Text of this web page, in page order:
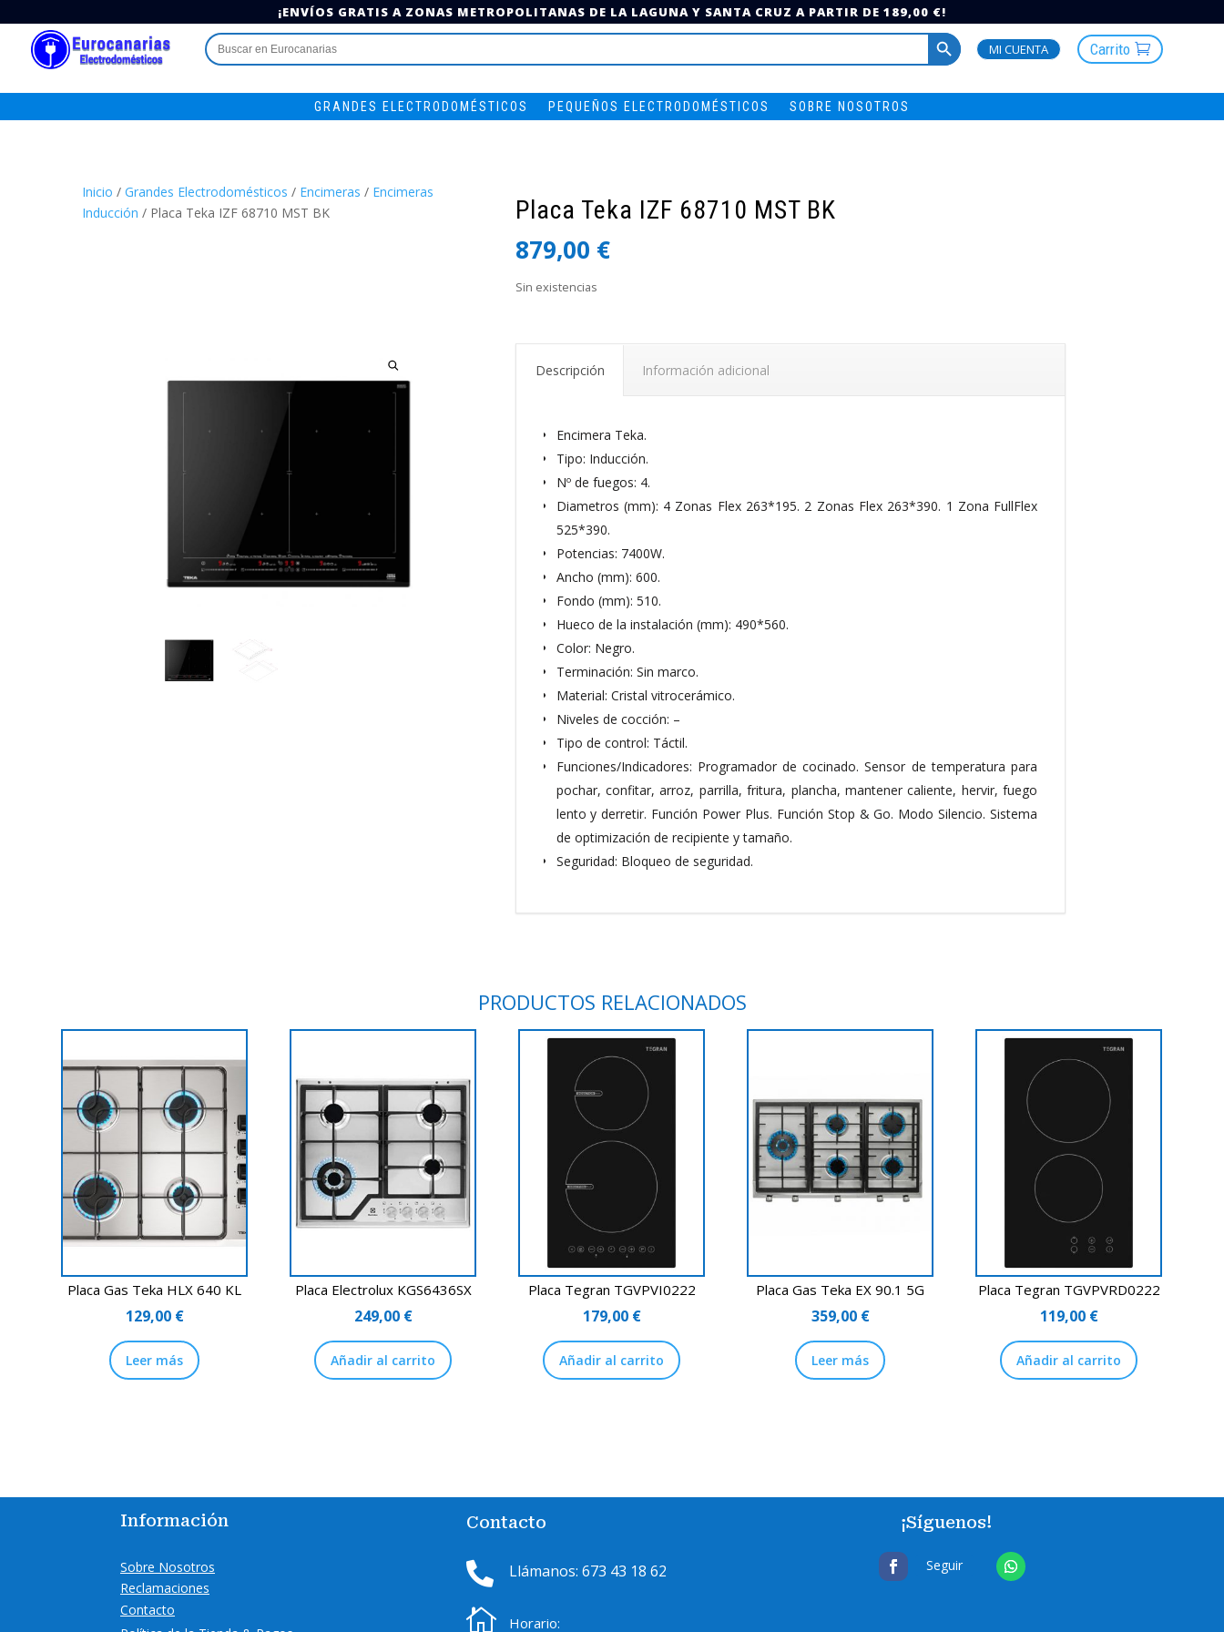
¡ENVÍOS GRATIS A ZONAS METROPOLITANAS DE LA LAGUNA Y SANTA CRUZ A PARTIR DE 189,00 €!
Buscar:
Botón de búsqueda
MI CUENTA
Carrito
GRANDES ELECTRODOMÉSTICOS PEQUEÑOS ELECTRODOMÉSTICOS SOBRE NOSOTROS
Inicio /Grandes Electrodomésticos / Encimeras / Encimeras
Inducción / Placa Teka IZF 68710 MST BK Placa Teka IZF 68710 MST BK
879,00 €
Sin existencias
Descripción Información adicional
Encimera Teka.
Tipo: Inducción.
Nº de fuegos: 4.
Diametros (mm): 4 Zonas Flex 263*195. 2 Zonas Flex 263*390. 1 Zona FullFlex
525*390.
Potencias: 7400W.
Ancho (mm): 600.
Fondo (mm): 510.
Hueco de la instalación (mm): 490*560.
Color: Negro.
Terminación: Sin marco.
Material: Cristal vitrocerámico.
Niveles de cocción: –
Tipo de control: Táctil.
Funciones/Indicadores: Programador de cocinado. Sensor de temperatura para
pochar, confitar, arroz, parrilla, fritura, plancha, mantener caliente, hervir, fuego
lento y derretir. Función Power Plus. Función Stop & Go. Modo Silencio. Sistema
de optimización de recipiente y tamaño.
Seguridad: Bloqueo de seguridad.
PRODUCTOS RELACIONADOS
Placa Gas Teka HLX 640 KL
129,00 €
Leer más
Placa Electrolux KGS6436SX
249,00 €
Añadir al carrito
Placa Tegran TGVPVI0222
179,00 €
Añadir al carrito
Placa Gas Teka EX 90.1 5G
359,00 €
Leer más
Placa Tegran TGVPVRD0222
119,00 €
Añadir al carrito
Información
Sobre Nosotros
Reclamaciones
Contacto
Contacto
 Llámanos: 673 43 18 62
 Horario:
¡Síguenos!
Seguir